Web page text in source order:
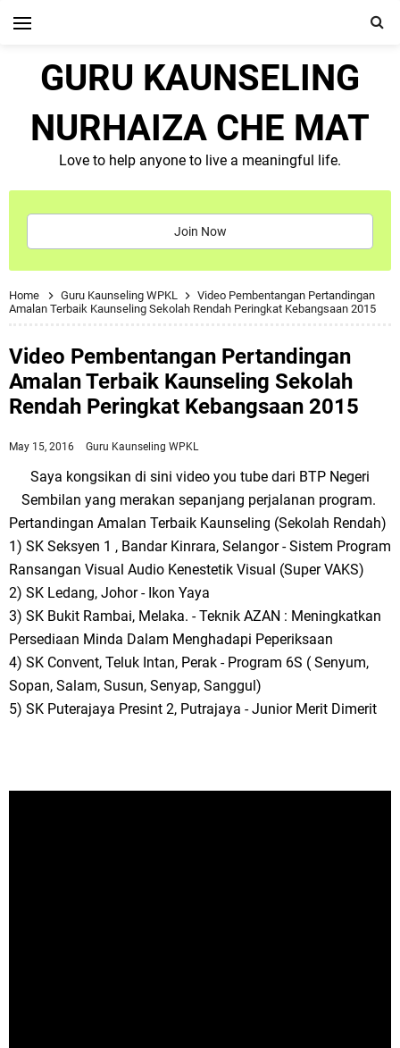
GURU KAUNSELING
NURHAIZA CHE MAT
Love to help anyone to live a meaningful life.
Join Now
Home Guru Kaunseling WPKL
Video Pembentangan Pertandingan
Amalan Terbaik Kaunseling Sekolah Rendah Peringkat Kebangsaan 2015
Video Pembentangan Pertandingan
Amalan Terbaik Kaunseling Sekolah
Rendah Peringkat Kebangsaan 2015
May 15, 2016 Guru Kaunseling WPKL
Saya kongsikan di sini video you tube dari BTP Negeri
Sembilan yang merakan sepanjang perjalanan program.
Pertandingan Amalan Terbaik Kaunseling (Sekolah Rendah)
1) SK Seksyen 1 , Bandar Kinrara, Selangor - Sistem Program
Ransangan Visual Audio Kenestetik Visual (Super VAKS)
2) SK Ledang, Johor - Ikon Yaya
3) SK Bukit Rambai, Melaka. - Teknik AZAN : Meningkatkan
Persediaan Minda Dalam Menghadapi Peperiksaan
4) SK Convent, Teluk Intan, Perak - Program 6S ( Senyum,
Sopan, Salam, Susun, Senyap, Sanggul)
5) SK Puterajaya Presint 2, Putrajaya - Junior Merit Dimerit